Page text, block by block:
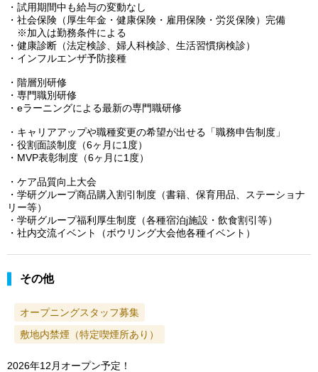
・試用期間中も給与の変動なし
・社会保険（厚生年金・健康保険・雇用保険・労災保険）完備
※加入は勤務条件による
・健康診断（法定検診、婦人科検診、生活習慣病検診）
・インフルエンザ予防接種
・階層別研修
・専門職別研修
・eラーニングによる最新の専門職研修
・キャリアアップや職種変更の希望が出せる「職務申告制度」
・役割面談制度（6ヶ月に1度）
・MVP表彰制度（6ヶ月に1度）
・ケア品質向上大会
・学研グループ商品購入割引制度（書籍、保育用品、ステーショナ
リー等）
・学研グループ福利厚生制度（各種宿泊j施設・飲食割引等）
・社内交流イベント（ボウリング大会他各種イベント）
その他
オープニングスタッフ募集
敷地内禁煙（特定喫煙所あり）
2026年12月オープン予定！